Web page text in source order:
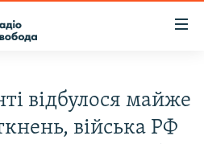
відбулося майже
війська РФ